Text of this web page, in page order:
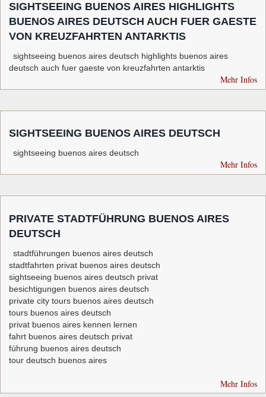
SIGHTSEEING BUENOS AIRES HIGHLIGHTS
BUENOS AIRES DEUTSCH AUCH FUER GAESTE
VON KREUZFAHRTEN ANTARKTIS
sightseeing buenos aires deutsch highlights buenos aires
deutsch auch fuer gaeste von kreuzfahrten antarktis
Mehr Infos
SIGHTSEEING BUENOS AIRES DEUTSCH
sightseeing buenos aires deutsch
Mehr Infos
PRIVATE STADTFÜHRUNG BUENOS AIRES
DEUTSCH
stadtführungen buenos aires deutsch
stadtfahrten privat buenos aires deutsch
sightseeing buenos aires deutsch privat
besichtigungen buenos aires deutsch
private city tours buenos aires deutsch
tours buenos aires deutsch
privat buenos aires kennen lernen
fahrt buenos aires deutsch privat
fúhrung buenos aires deutsch
tour deutsch buenos aires
Mehr Infos